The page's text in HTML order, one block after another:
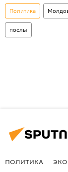
Политика
послы
ПОЛИТИКА